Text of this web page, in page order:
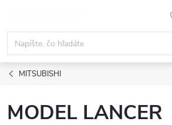
obsah
MITSUBISHI
MODEL LANCER